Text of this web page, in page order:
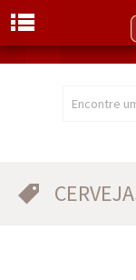
Encontre